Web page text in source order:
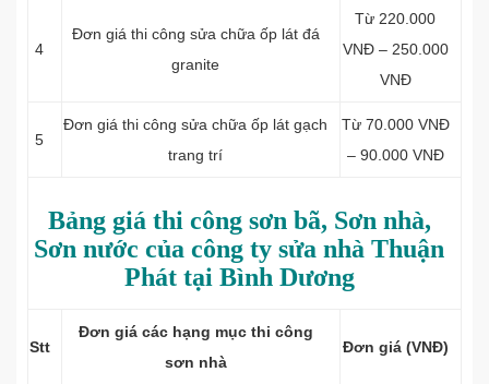
4
Đơn giá thi công sửa chữa ốp lát đá
granite
Từ 220.000
VNĐ – 250.000
VNĐ
5
Đơn giá thi công sửa chữa ốp lát gạch
trang trí
Từ 70.000 VNĐ
– 90.000 VNĐ
Bảng giá thi công sơn bã, Sơn nhà,
Sơn nước của công ty sửa nhà Thuận
Phát tại Bình Dương
Stt
Đơn giá các hạng mục thi công
sơn nhà
Đơn giá (VNĐ)